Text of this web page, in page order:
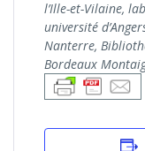
l’Ille-et-Vilaine,
université
Nanterre,
Bordeaux